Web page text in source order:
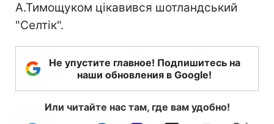
А.Тимощуком цікавився шотландський
"Селтік".
Не упустите главное! Подпишитесь на
наши обновления в Google!
Или читайте нас там, где вам удобно!